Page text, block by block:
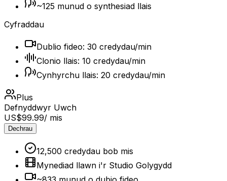
~125 munud o synthesiad llais
Cyfraddau
Dublio fideo: 30 credydau/min
Clonio llais: 10 credydau/min
Cynhyrchu llais: 20 credydau/min
Plus
Defnyddwyr Uwch
US$99.99/ mis
Dechrau
12,500 credydau bob mis
Mynediad llawn i'r Studio Golygydd